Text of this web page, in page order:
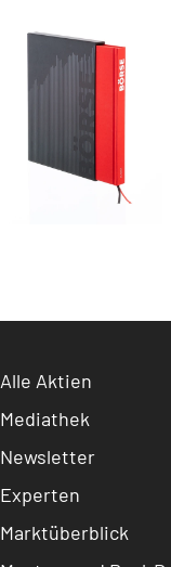
Alle Aktien
Mediathek
Newsletter
Experten
Marktüberblick